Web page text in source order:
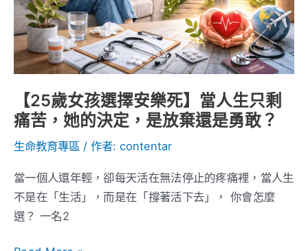
【25歲女孩選擇安樂死】當人生只剩
痛苦，她的決定，是放棄還是勇敢？
生命教育專區 / 作者: contentar
當一個人還年輕，卻每天活在無法停止的疼痛裡，當人生
不是在「生活」，而是在「撐著活下去」， 你會怎麼
選？ 一名2
安
樂
死】
當
生
只
剩
苦，
她
的